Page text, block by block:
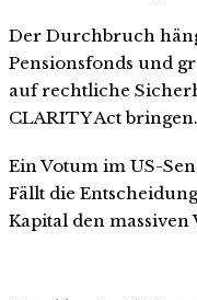
Der Durchbruch
Pensionsfonds und
auf rechtliche
CLARITY Act bringen.
Ein Votum im US-
Fällt die
Kapital den massiven